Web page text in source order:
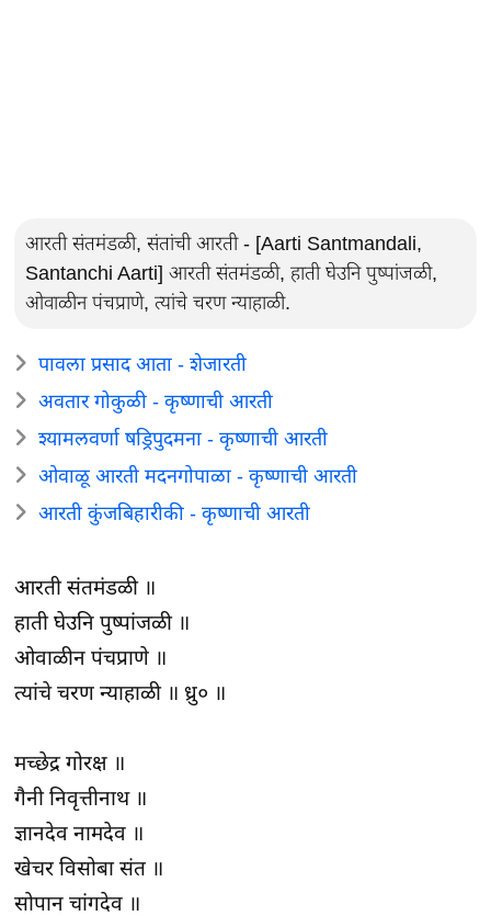
आरती संतमंडळी, संतांची आरती - [Aarti Santmandali,
Santanchi Aarti] आरती संतमंडळी, हाती घेउनि पुष्पांजळी,
ओवाळीन पंचप्राणे, त्यांचे चरण न्याहाळी.
पावला प्रसाद आता - शेजारती
अवतार गोकुळी - कृष्णाची आरती
श्यामलवर्णा षड्रिपुदमना - कृष्णाची आरती
ओवाळू आरती मदनगोपाळा - कृष्णाची आरती
आरती कुंजबिहारीकी - कृष्णाची आरती
आरती संतमंडळी ॥
हाती घेउनि पुष्पांजळी ॥
ओवाळीन पंचप्राणे ॥
त्यांचे चरण न्याहाळी ॥ ध्रु० ॥
मच्छेद्र गोरक्ष ॥
गैनी निवृत्तीनाथ ॥
ज्ञानदेव नामदेव ॥
खेचर विसोबा संत ॥
सोपान चांगदेव ॥